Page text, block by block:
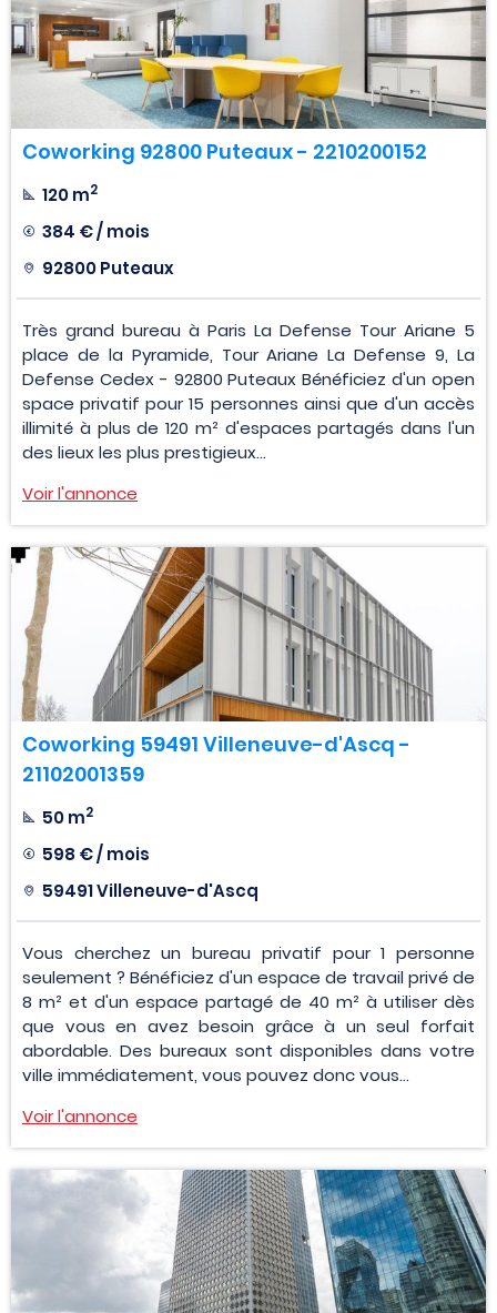
Coworking 92800 Puteaux - 2210200152
120 m2
384 € / mois
92800 Puteaux
Très grand bureau à Paris La Defense Tour Ariane 5
place de la Pyramide, Tour Ariane La Defense 9, La
Defense Cedex - 92800 Puteaux Bénéficiez d'un open
space privatif pour 15 personnes ainsi que d'un accès
illimité à plus de 120 m² d'espaces partagés dans l'un
des lieux les plus prestigieux...
Voir l'annonce
Coworking 59491 Villeneuve-d'Ascq -
21102001359
50 m2
598 € / mois
59491 Villeneuve-d'Ascq
Vous cherchez un bureau privatif pour 1 personne
seulement ? Bénéficiez d'un espace de travail privé de
8 m² et d'un espace partagé de 40 m² à utiliser dès
que vous en avez besoin grâce à un seul forfait
abordable. Des bureaux sont disponibles dans votre
ville immédiatement, vous pouvez donc vous...
Voir l'annonce